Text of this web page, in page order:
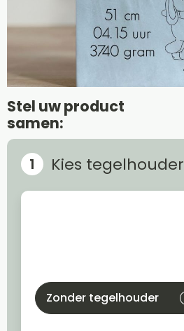
Stel uw product
samen:
Kies tegelhouder
Zonder tegelhouder